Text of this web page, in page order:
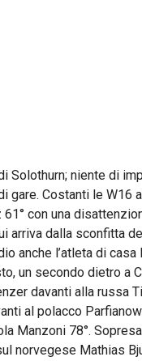
Solothurn; niente di
Costanti le W16
con una
dalla sconfitta
anche l’atleta di
un secondo dietro a
davanti alla russa
al polacco
Manzoni 78°.
norvegese Mathias